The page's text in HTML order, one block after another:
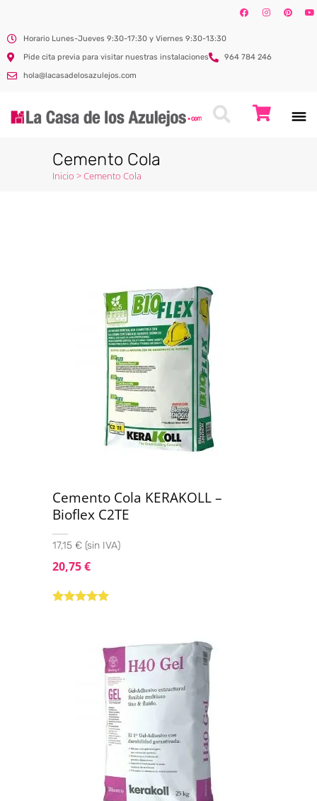
Horario Lunes-Jueves 9:30-17:30 y Viernes 9:30-13:30
Pide cita previa para visitar nuestras instalaciones
964 784 246
hola@lacasadelosazulejos.com
Cemento Cola
Inicio >Cemento Cola
Cemento Cola KERAKOLL –
Bioflex C2TE
17,15 € (sin IVA)
20,75€